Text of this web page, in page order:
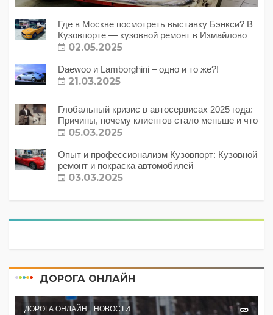
Где в Москве посмотреть выставку Бэнкси? В
Кузовпорте — кузовной ремонт в Измайлово
02.05.2025
Daewoo и Lamborghini – одно и то же?!
21.03.2025
Глобальный кризис в автосервисах 2025 года:
Причины, почему клиентов стало меньше и что
с этим делать?
05.03.2025
Опыт и профессионализм Кузовпорт: Кузовной
ремонт и покраска автомобилей
03.03.2025
ДОРОГА ОНЛАЙН
ДОРОГА ОНЛАЙН НОВОСТИ